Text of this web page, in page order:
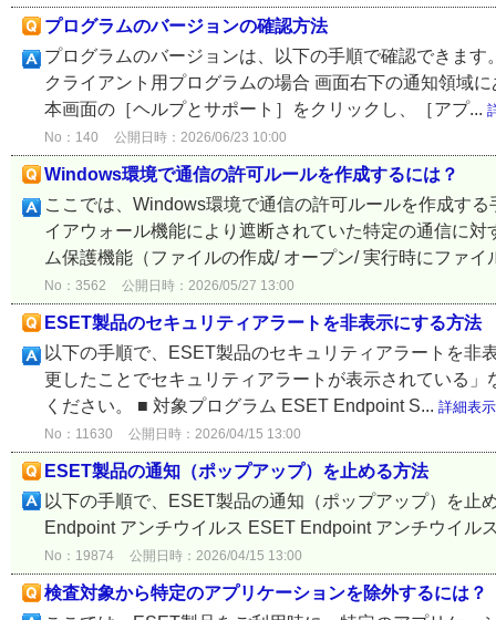
プログラムのバージョンの確認方法
プログラムのバージョンは、以下の手順で確認できま
クライアント用プログラムの場合 画面右下の通知領域
本画面の［ヘルプとサポート］をクリックし、［アプ...
No：140 公開日時：2026/06/23 10:00
Windows環境で通信の許可ルールを作成するには？
ここでは、Windows環境で通信の許可ルールを作成す
イアウォール機能により遮断されていた特定の通信に
ム保護機能（ファイルの作成/ オープン/ 実行時にファ
No：3562 公開日時：2026/05/27 13:00
ESET製品のセキュリティアラートを非表示にする方法
以下の手順で、ESET製品のセキュリティアラートを
更したことでセキュリティアラートが表示されている
ください。 ■ 対象プログラム ESET Endpoint S... 詳細表示
No：11630 公開日時：2026/04/15 13:00
ESET製品の通知（ポップアップ）を止める方法
以下の手順で、ESET製品の通知（ポップアップ）を
Endpoint アンチウイルス ESET Endpoint アンチウイル
No：19874 公開日時：2026/04/15 13:00
検査対象から特定のアプリケーションを除外するには？